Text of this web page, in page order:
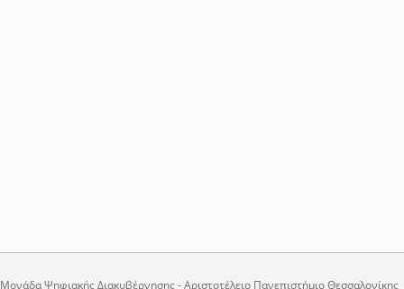
Μονάδα Ψηφιακής Διακυβέρνησης - Αριστοτέλειο Πανεπιστήμιο Θεσσαλονίκης